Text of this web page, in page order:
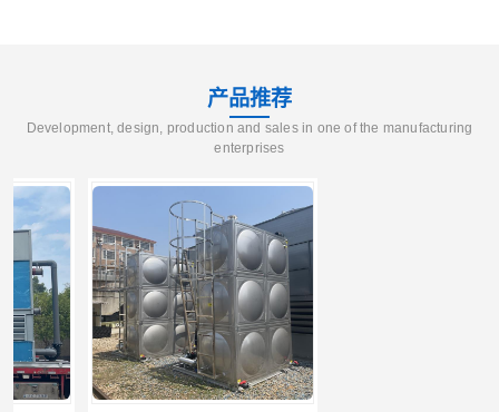
产品推荐
Development, design, production and sales in one of the manufacturing
enterprises